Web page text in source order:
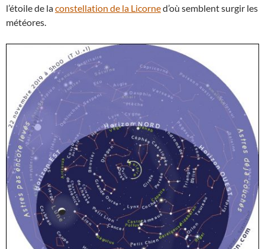
l’étoile de laconstellation de la Licorned’où semblent surgir les
météores.